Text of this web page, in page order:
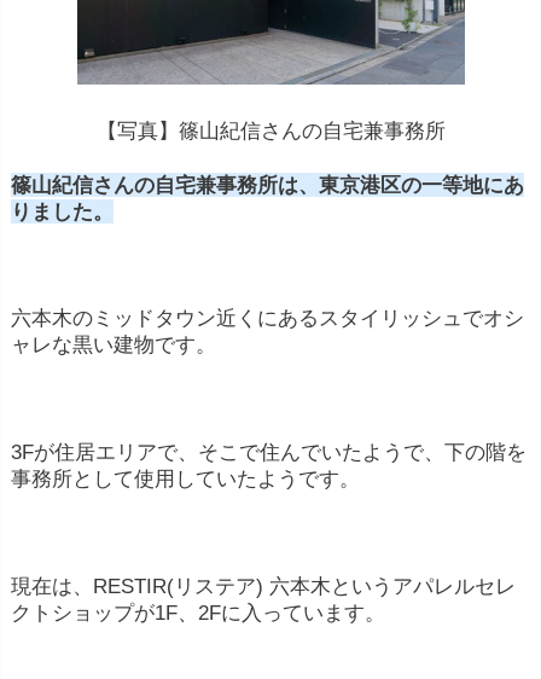
【写真】篠山紀信さんの自宅兼事務所
篠山紀信さんの自宅兼事務所は、東京港区の一等地にあ
りました。
六本木のミッドタウン近くにあるスタイリッシュでオシ
ャレな黒い建物です。
3Fが住居エリアで、そこで住んでいたようで、下の階を
事務所として使用していたようです。
現在は、RESTIR(リステア) 六本木というアパレルセレ
クトショップが1F、2Fに入っています。